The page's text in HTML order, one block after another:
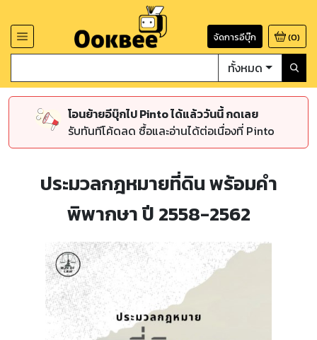
จัดการอีบุ๊ก (0)
ทั้งหมด
โอนย้ายอีบุ๊กไป Pinto ได้แล้ววันนี้ กดเลย
รับทันทีโค้ดลด ซื้อและอ่านได้ต่อเนื่องที่ Pinto
ประมวลกฎหมายที่ดิน พร้อมคำ
พิพากษา ปี 2558-2562